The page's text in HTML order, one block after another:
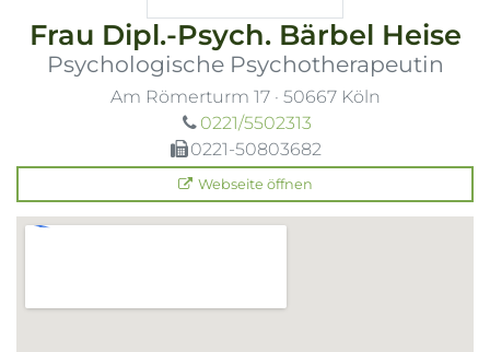
Frau Dipl.-Psych. Bärbel Heise
Psychologische Psychotherapeutin
Am Römerturm 17 · 50667 Köln
0221/5502313
0221-50803682
Webseite öffnen